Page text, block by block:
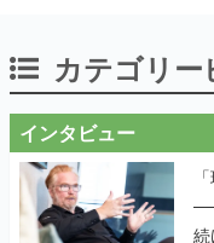
カテゴリ
インタビュー
続